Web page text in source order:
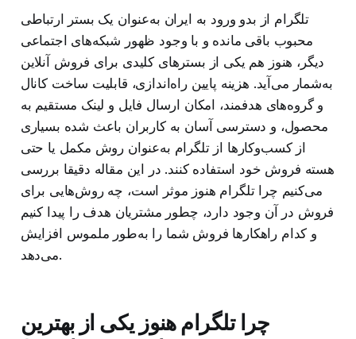
تلگرام از بدو ورود به ایران به‌عنوان یک بستر ارتباطی
محبوب باقی مانده و با وجود ظهور شبکه‌های اجتماعی
دیگر، هنوز هم یکی از بسترهای کلیدی برای فروش آنلاین
به‌شمار می‌آید. هزینه پایین راه‌اندازی، قابلیت ساخت کانال
و گروه‌های هدفمند، امکان ارسال فایل و لینک مستقیم به
محصول، و دسترسی آسان به کاربران باعث شده بسیاری
از کسب‌وکارها از تلگرام به‌عنوان روش مکمل یا حتی
هسته فروش خود استفاده کنند. در این مقاله دقیقا بررسی
می‌کنیم چرا تلگرام هنوز موثر است، چه روش‌هایی برای
فروش در آن وجود دارد، چطور مشتریان هدف را پیدا کنیم
و کدام راهکارها فروش شما را به‌طور ملموس افزایش
می‌دهد.
چرا تلگرام هنوز یکی از بهترین